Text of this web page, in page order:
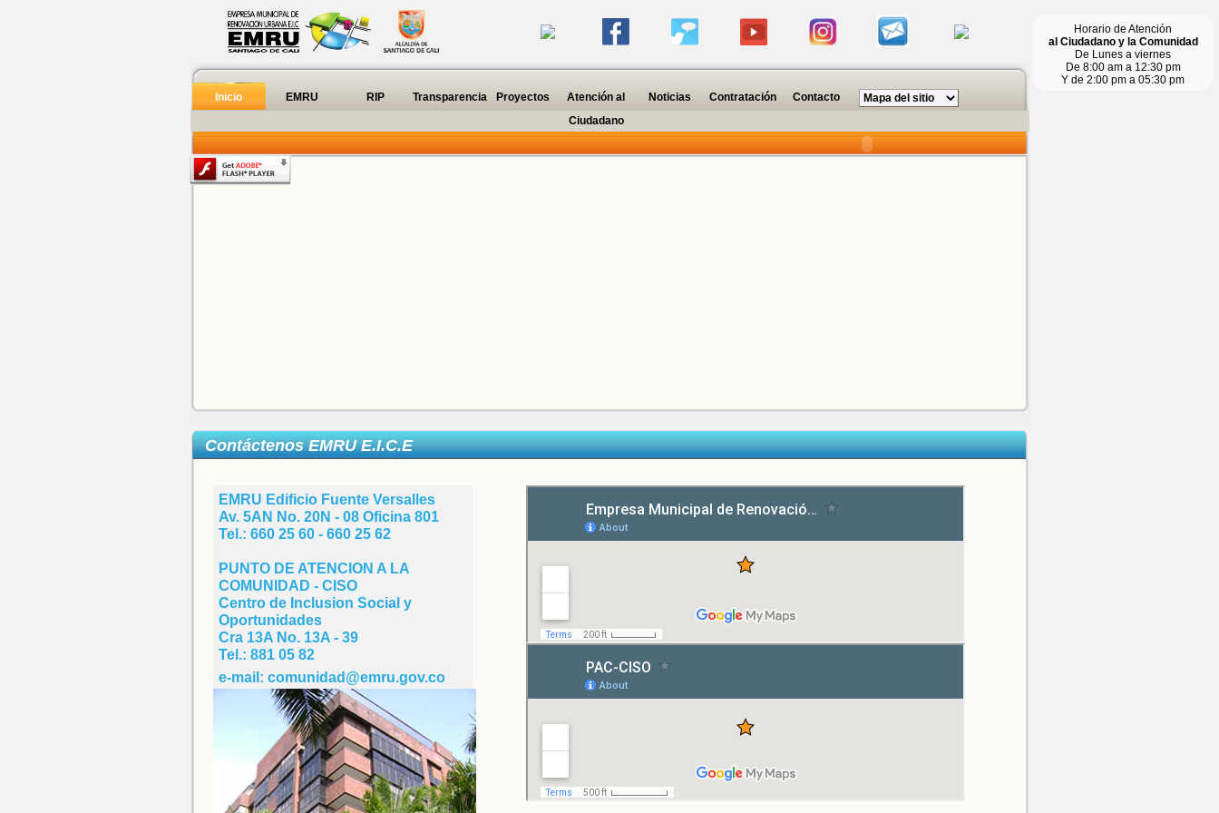
Horario de Atención
al Ciudadano y la Comunidad
De Lunes a viernes
De 8:00 am a 12:30 pm
Y de 2:00 pm a 05:30 pm
Inicio
EMRU RIP Transparencia Proyectos
Atención al
Ciudadano
Noticias Contratación Contacto
Contáctenos EMRU E.I.C.E
EMRU Edificio Fuente Versalles
Av. 5AN No. 20N - 08 Oficina 801
Tel.: 660 25 60 - 660 25 62
PUNTO DE ATENCION A LA
COMUNIDAD - CISO
Centro de Inclusion Social y
Oportunidades
Cra 13A No. 13A - 39
Tel.: 881 05 82
e-mail: comunidad@emru.gov.co